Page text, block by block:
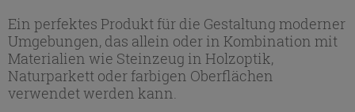
Ein perfektes Produkt für die Gestaltung moderner
Umgebungen, das allein oder in Kombination mit
Materialien wie Steinzeug in Holzoptik,
Naturparkett oder farbigen Oberflächen
verwendet werden kann.